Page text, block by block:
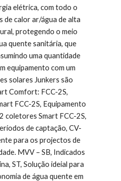
elétrica, com todo o
de calor ar/água de alta
protegendo o meio
quente sanitária, que
uma quantidade
equipamento com um
solares Junkers são
Comfort: FCC-2S,
FCC-2S, Equipamento
coletores Smart FCC-2S,
de captação, CV-
para os projectos de
MVV – SB, Indicados
ST, Solução ideial para
de água quente em